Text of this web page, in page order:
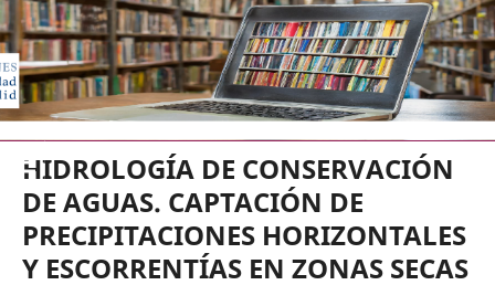
EDICIONES UNIVERSIDAD DE
HIDROLOGÍA DE CONSERVACIÓN
DE AGUAS. CAPTACIÓN DE
PRECIPITACIONES HORIZONTALES
Y ESCORRENTÍAS EN ZONAS SECAS